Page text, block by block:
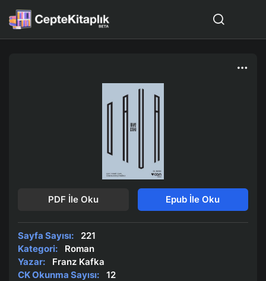
PDF İle Oku Epub İle Oku
Sayfa Sayısı:
221
Kategori:
Roman
Yazar:
Franz Kafka
CK Okunma Sayısı:
12